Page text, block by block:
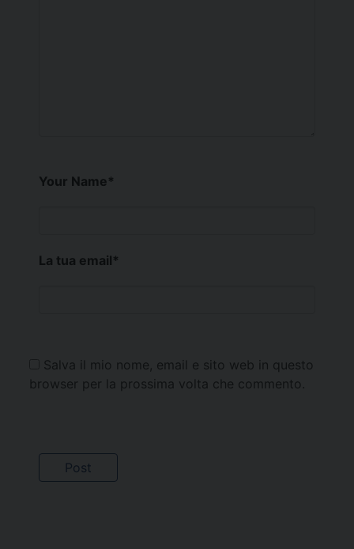
Your Name*
La tua email*
Salva il mio nome, email e sito web in questo
browser per la prossima volta che commento.